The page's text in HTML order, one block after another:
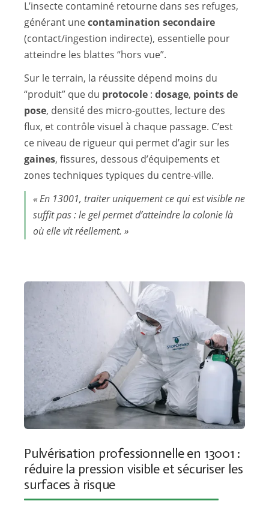
L’insecte contaminé retourne dans ses refuges,
générant unecontamination secondaire
(contact/ingestion indirecte), essentielle pour
atteindre les blattes “hors vue”.
Sur le terrain, la réussite dépend moins du
“produit” que du protocole : dosage, points de
pose, densité des micro-gouttes, lecture des
flux, et contrôle visuel à chaque passage. C’est
ce niveau de rigueur qui permet d’agir sur les
gaines, fissures, dessous d’équipements et
zones techniques typiques du centre-ville.
« En 13001, traiter uniquement ce qui est visible ne
suffit pas : le gel permet d’atteindre la colonie là
où elle vit réellement. »
Pulvérisation professionnelle en 13001 :
réduire la pression visible et sécuriser les
surfaces à risque